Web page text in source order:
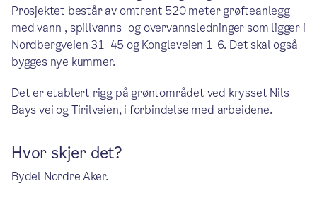
Prosjektet består av omtrent 520 meter grøfteanlegg
med vann-, spillvanns- og overvannsledninger som ligger i
Nordbergveien 31–45 og Kongleveien 1-6. Det skal også
bygges nye kummer.
Det er etablert rigg på grøntområdet ved krysset Nils
Bays vei og Tirilveien, i forbindelse med arbeidene.
Hvor skjer det?
Bydel Nordre Aker.